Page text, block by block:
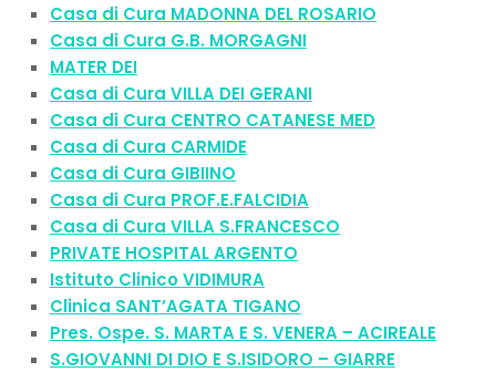
Casa di Cura MADONNA DEL ROSARIO
Casa di Cura G.B. MORGAGNI
MATER DEI
Casa di Cura VILLA DEI GERANI
Casa di Cura CENTRO CATANESE MED
Casa di Cura CARMIDE
Casa di Cura GIBIINO
Casa di Cura PROF.E.FALCIDIA
Casa di Cura VILLA S.FRANCESCO
PRIVATE HOSPITAL ARGENTO
Istituto Clinico VIDIMURA
Clinica SANT’AGATA TIGANO
Pres. Ospe. S. MARTA E S. VENERA – ACIREALE
S.GIOVANNI DI DIO E S.ISIDORO – GIARRE